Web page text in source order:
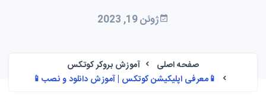
ژوئن 19, 2023
صفحه اصلی
آموزش بروکر کوتکس
📱معرفی اپلیکیشن کوتکس | آموزش دانلود و نصب📱